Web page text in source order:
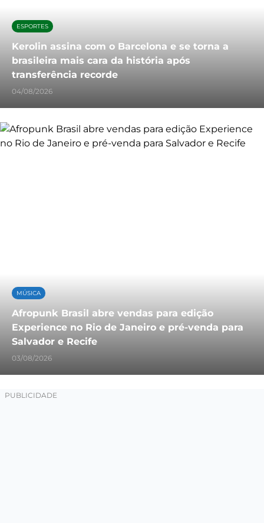
ESPORTES
Kerolin assina com o Barcelona e se torna a
brasileira mais cara da história após
transferência recorde
04/08/2026
MÚSICA
Afropunk Brasil abre vendas para edição
Experience no Rio de Janeiro e pré-venda para
Salvador e Recife
03/08/2026